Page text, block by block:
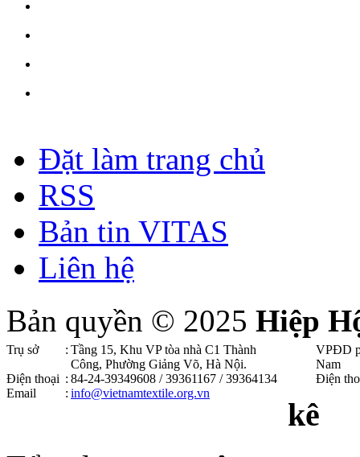
Đặt làm trang chủ
RSS
Bản tin VITAS
Liên hệ
Bản quyền © 2025 Hiệp
Trụ sở : Tầng 15, Khu VP tòa nhà C1 Thành
Công, Phường Giảng Võ, Hà Nội .
Điện thoại : 84-24-39349608 / 39361167 / 39364134
Email
: info@vietnamtextile.org.vn
VPĐD
Nam
Điện
kê